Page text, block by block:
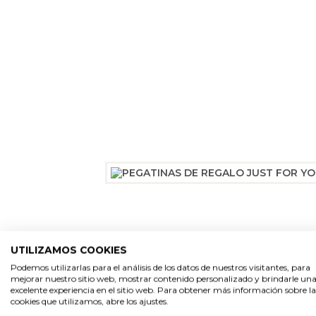
UTILIZAMOS COOKIES
Podemos utilizarlas para el análisis de los datos de nuestros visitantes, para
mejorar nuestro sitio web, mostrar contenido personalizado y brindarle una
excelente experiencia en el sitio web. Para obtener más información sobre
cookies que utilizamos, abre los ajustes.